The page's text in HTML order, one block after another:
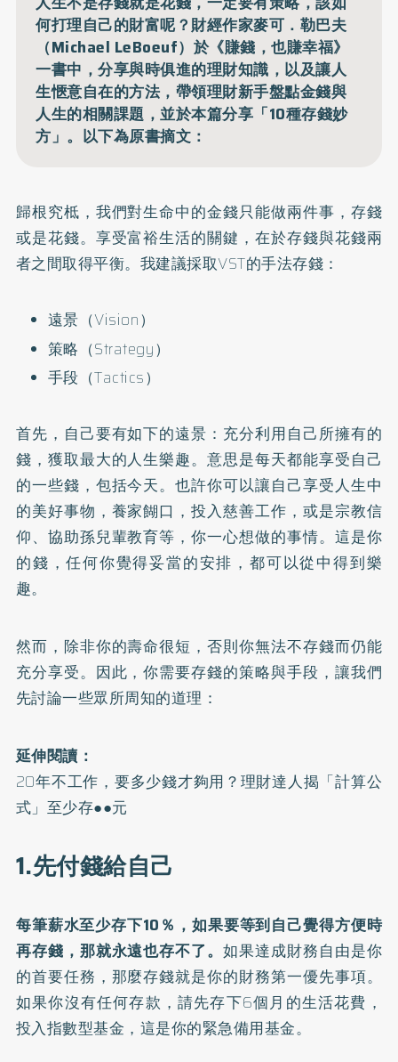
何打理自己的財富呢？財經作家麥可．勒巴夫
（Michael LeBoeuf）於《賺錢，也賺幸福》
一書中，分享與時俱進的理財知識，以及讓人
生愜意自在的方法，帶領理財新手盤點金錢與
人生的相關課題，並於本篇分享「10種存錢妙
方」。以下為原書摘文：
歸根究柢，我們對生命中的金錢只能做兩件事，存錢
或是花錢。享受富裕生活的關鍵，在於存錢與花錢兩
者之間取得平衡。我建議採取VST的手法存錢：
遠景（Vision）
策略（Strategy）
手段（Tactics）
首先，自己要有如下的遠景：充分利用自己所擁有的
錢，獲取最大的人生樂趣。意思是每天都能享受自己
的一些錢，包括今天。也許你可以讓自己享受人生中
的美好事物，養家餬口，投入慈善工作，或是宗教信
仰、協助孫兒輩教育等，你一心想做的事情。這是你
的錢，任何你覺得妥當的安排，都可以從中得到樂
趣。
然而，除非你的壽命很短，否則你無法不存錢而仍能
充分享受。因此，你需要存錢的策略與手段，讓我們
先討論一些眾所周知的道理：
延伸閱讀：
20年不工作，要多少錢才夠用？理財達人揭「計算公
式」至少存●●元
1.先付錢給自己
每筆薪水至少存下10％，如果要等到自己覺得方便時
再存錢，那就永遠也存不了。如果達成財務自由是你
的首要任務，那麼存錢就是你的財務第一優先事項。
如果你沒有任何存款，請先存下6個月的生活花費，
投入指數型基金，這是你的緊急備用基金。